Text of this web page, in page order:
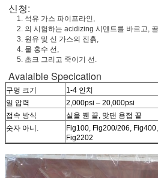
신청:
1. 석유 가스 파이프라인,
2. 의 시험하는 acidizing 시멘트를 바르고,
3. 원유 및 신 가스의 진흙,
4. 물 홍수 선,
5. 초크 그리고 죽이기 선.
Avalaible Specication
구멍 크기
1-4 인치
일 압력
2,000psi – 20,000psi
접속 방식
실을 꿴 끝, 맞댄 용접 끝
숫자 아니.
Fig100, Fig200/206,
Fig2202